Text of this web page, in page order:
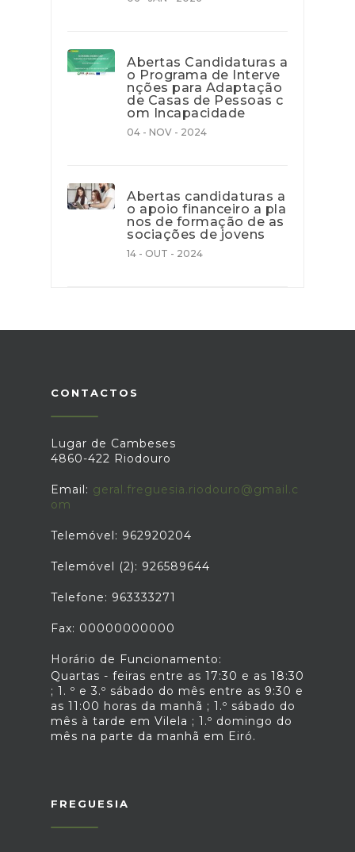
Abertas Candidaturas a
o Programa de Interve
nções para Adaptação
de Casas de Pessoas c
om Incapacidade
04 - NOV - 2024
Abertas candidaturas a
o apoio financeiro a pla
nos de formação de as
sociações de jovens
14 - OUT - 2024
CONTACTOS
Lugar de Cambeses
4860-422 Riodouro
Email: geral.freguesia.riodouro@gmail.c
om
Telemóvel: 962920204
Telemóvel (2): 926589644
Telefone: 963333271
Fax: 00000000000
Horário de Funcionamento:
Quartas - feiras entre as 17:30 e as 18:30
; 1. º e 3.º sábado do mês entre as 9:30 e
as 11:00 horas da manhã ; 1.º sábado do
mês à tarde em Vilela ; 1.º domingo do
mês na parte da manhã em Eiró.
FREGUESIA